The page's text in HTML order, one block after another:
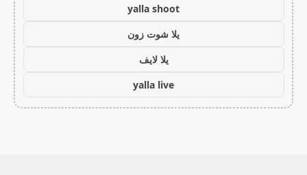
yalla shoot
يلا شوت زون
يلا لايف
yalla live